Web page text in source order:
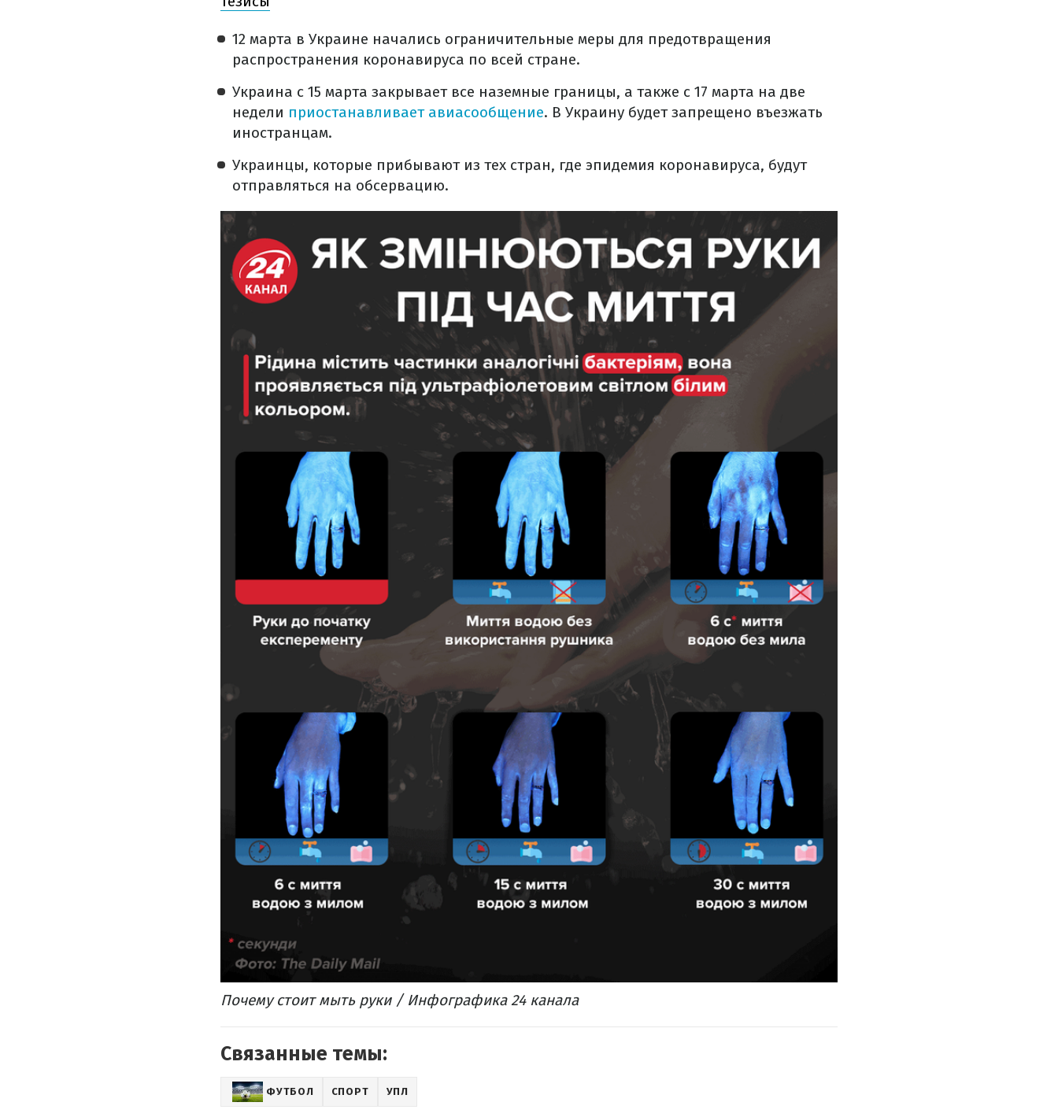
12 марта в Украине начались ограничительные меры для предотвращения
распространения коронавируса по всей стране.
Украина с 15 марта закрывает все наземные границы, а также с 17 марта на две
недели приостанавливает авиасообщение. В Украину будет запрещено въезжать
иностранцам.
Украинцы, которые прибывают из тех стран, где эпидемия коронавируса, будут
отправляться на обсервацию.
Почему стоит мыть руки / Инфографика 24 канала
Связанные темы:
ФУТБОЛ СПОРТ УПЛ